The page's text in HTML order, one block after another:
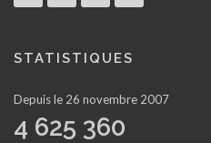
STATISTIQUES
Depuis le 26 novembre 2007
4 625 360